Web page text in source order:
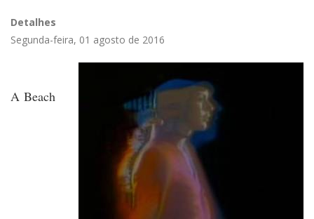
Detalhes
Segunda-feira, 01 agosto de 2016
A Beach